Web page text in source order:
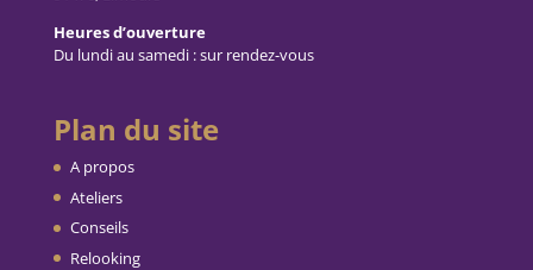
Heures d’ouverture
Du lundi au samedi : sur rendez-vous
Plan du site
A propos
Ateliers
Conseils
Relooking